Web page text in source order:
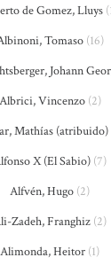
de Gomez, Lluys
Tomaso(16)
Johann
Albrici, Vincenzo(2)
Mathías (atribuido)
X (El Sabio) (7)
Alfvén, Hugo (2)
Zadeh, Franghiz (2)
Alimonda, Heitor (1)